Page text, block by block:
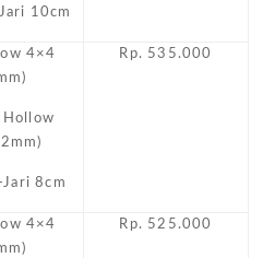
10cm
4×4
Hollow
8cm
Rp. 535.000
4×4
Rp. 525.000